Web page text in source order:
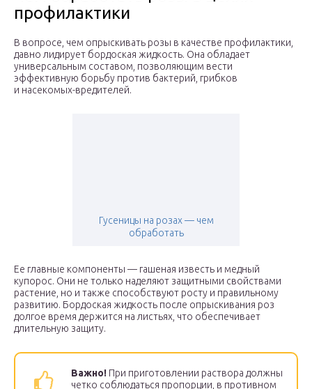
профилактики
В вопросе, чем опрыскивать розы в качестве профилактики,
давно лидирует бордоская жидкость. Она обладает
универсальным составом, позволяющим вести
эффективную борьбу против бактерий, грибков
и насекомых-вредителей.
Гусеницы на розах — чем
обработать
Ее главные компоненты — гашеная известь и медный
купорос. Они не только наделяют защитными свойствами
растение, но и также способствуют росту и правильному
развитию. Бордоская жидкость после опрыскивания роз
долгое время держится на листьях, что обеспечивает
длительную защиту.
Важно! При приготовлении раствора должны
четко соблюдаться пропорции, в противном